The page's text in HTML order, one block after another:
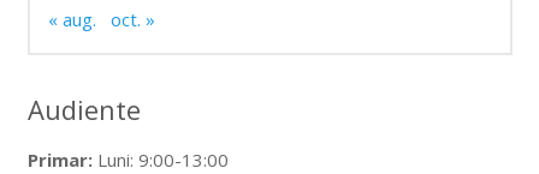
« aug. oct. »
Audiente
Primar:Luni: 9:00-13:00